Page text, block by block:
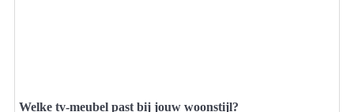
Welke tv-meubel past bij jouw woonstijl?